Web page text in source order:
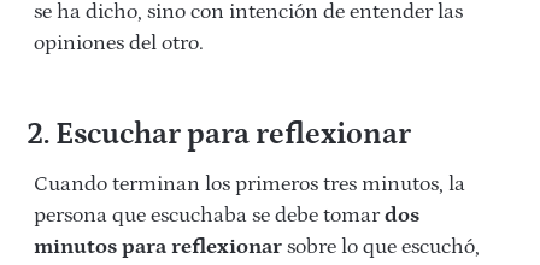
se ha dicho, sino con intención de entender las
opiniones del otro.
2. Escuchar para reflexionar
Cuando terminan los primeros tres minutos, la
persona que escuchaba se debe tomardos
minutos para reflexionar sobre lo que escuchó,